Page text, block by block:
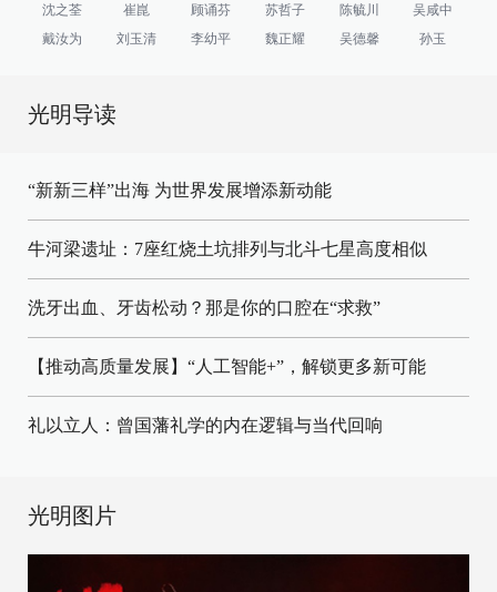
沈之荃 崔崑 顾诵芬 苏哲子 陈毓川
吴咸中
戴汝为
刘玉清 李幼平 魏正耀 吴德馨 孙玉
光明导读
“新新三样”出海 为世界发展增添新动能
牛河梁遗址：7座红烧土坑排列与北斗七星高度相似
洗牙出血、牙齿松动？那是你的口腔在“求救”
【推动高质量发展】“人工智能+”，解锁更多新可能
礼以立人：曾国藩礼学的内在逻辑与当代回响
光明图片